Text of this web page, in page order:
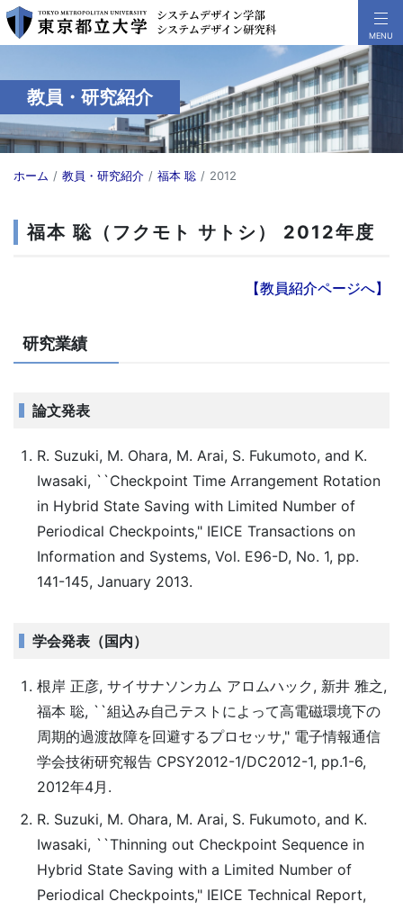
教員・研究紹介
ホーム 教員・研究紹介 福本 聡 2012
福本 聡（フクモト サトシ） 2012年度
【教員紹介ページへ】
研究業績
論文発表
R. Suzuki, M. Ohara, M. Arai, S. Fukumoto, and K.
Iwasaki, ``Checkpoint Time Arrangement Rotation
in Hybrid State Saving with Limited Number of
Periodical Checkpoints," IEICE Transactions on
Information and Systems, Vol. E96-D, No. 1, pp.
141-145, January 2013.
学会発表（国内）
根岸 正彦, サイサナソンカム アロムハック, 新井 雅之,
福本 聡, ``組込み自己テストによって高電磁環境下の
周期的過渡故障を回避するプロセッサ," 電子情報通信
学会技術研究報告 CPSY2012-1/DC2012-1, pp.1-6,
2012年4月.
R. Suzuki, M. Ohara, M. Arai, S. Fukumoto, and K.
Iwasaki, ``Thinning out Checkpoint Sequence in
Hybrid State Saving with a Limited Number of
Periodical Checkpoints," IEICE Technical Report,